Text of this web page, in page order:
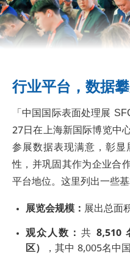
行业平台，数据攀
「中国国际表面处理展
27日在上海新国际博览中
参展数据表现满意，彰
性，并巩固其作为企业合
平台地位。这里列出一些
展览会规模： 展出总面
观众人数： 共 8,510
区）
，其中 8,005名中